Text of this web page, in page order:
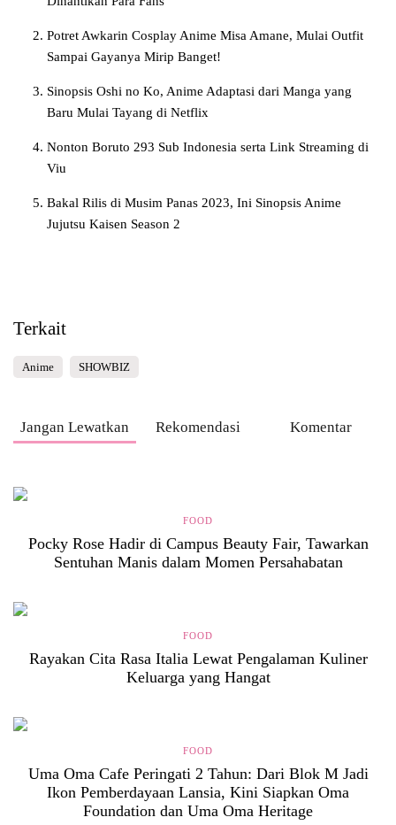
Potret Awkarin Cosplay Anime Misa Amane, Mulai Outfit
Sampai Gayanya Mirip Banget!
Sinopsis Oshi no Ko, Anime Adaptasi dari Manga yang
Baru Mulai Tayang di Netflix
Nonton Boruto 293 Sub Indonesia serta Link Streaming di
Viu
Bakal Rilis di Musim Panas 2023, Ini Sinopsis Anime
Jujutsu Kaisen Season 2
Terkait
Anime SHOWBIZ
Jangan Lewatkan Rekomendasi Komentar
FOOD
Pocky Rose Hadir di Campus Beauty Fair, Tawarkan
Sentuhan Manis dalam Momen Persahabatan
FOOD
Rayakan Cita Rasa Italia Lewat Pengalaman Kuliner
Keluarga yang Hangat
FOOD
Uma Oma Cafe Peringati 2 Tahun: Dari Blok M Jadi
Ikon Pemberdayaan Lansia, Kini Siapkan Oma
Foundation dan Uma Oma Heritage